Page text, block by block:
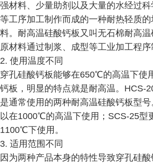
强材料、少量助剂以及大量的水经过
等工序加工制作而成的一种耐热轻质
料。耐高温硅酸钙板又叫无石棉耐高
原材料通过制浆、成型等工业加工程序
2. 使用温度不同
穿孔硅酸钙板能够在650℃的高温下使
钙板，明显的特点就是耐高温。HCS-
是通常使用的两种耐高温硅酸钙板型
以在1000℃的高温下使用；SCS-25型
1100℃下使用。
3. 适用范围不同
因为两种产品本身的特性导致穿孔硅